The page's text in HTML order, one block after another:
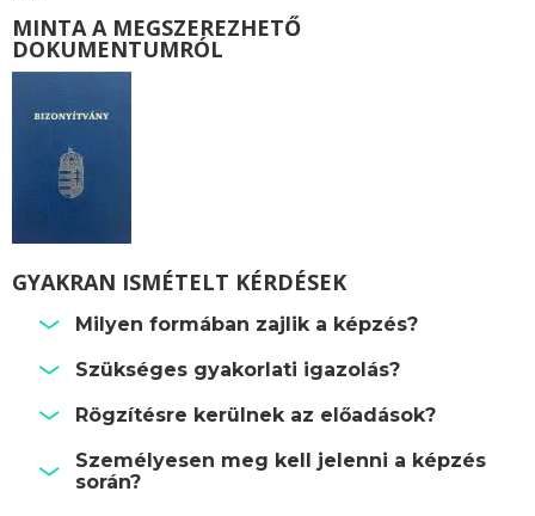
MINTA A MEGSZEREZHETŐ
DOKUMENTUMRÓL
GYAKRAN ISMÉTELT KÉRDÉSEK
Milyen formában zajlik a képzés?
Szükséges gyakorlati igazolás?
Rögzítésre kerülnek az előadások?
Személyesen meg kell jelenni a képzés
során?